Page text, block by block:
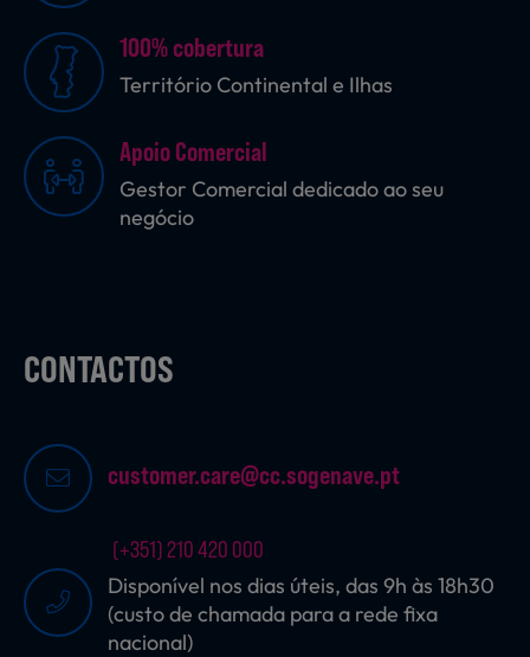
Produtos Vegetarianos
Sobremesas
100% cobertura
Território Continental e Ilhas
Apoio Comercial
Gestor Comercial dedicado ao seu
negócio
CONTACTOS
customer.care@cc.sogenave.pt
(+351) 210 420 000
Disponível nos dias úteis, das 9h às 18h30
(custo de chamada para a rede fixa
nacional)